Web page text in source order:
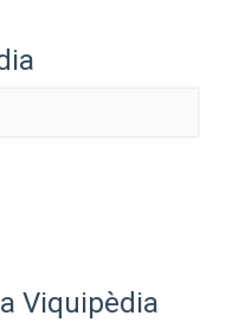
Viquipèdia